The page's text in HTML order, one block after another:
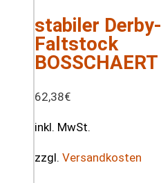
stabiler Derby-
Faltstock
BOSSCHAERT
62,38€
inkl. MwSt.
zzgl. Versandkosten